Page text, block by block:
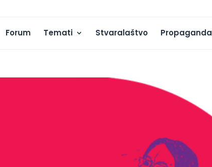
Forum Temati Stvaralaštvo Propaganda